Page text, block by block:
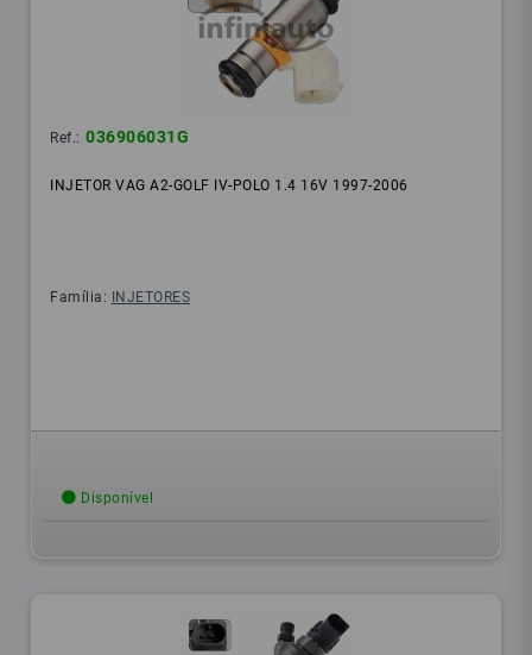
Ref.: 036906031G
INJETOR VAG A2-GOLF IV-POLO 1.4 16V 1997-2006
Família: INJETORES
Disponível